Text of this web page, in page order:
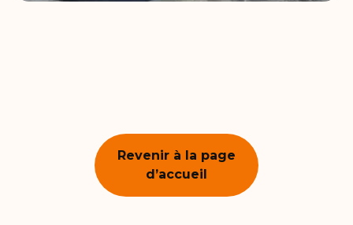
Revenir à la page
d’accueil